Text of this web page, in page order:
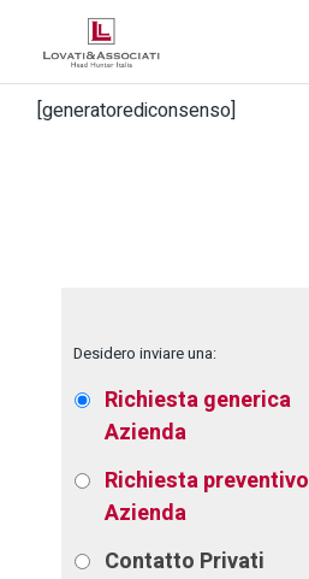
[generatorediconsenso]
Desidero inviare una:
Richiesta generica
Azienda
Richiesta preventivo
Azienda
Contatto Privati